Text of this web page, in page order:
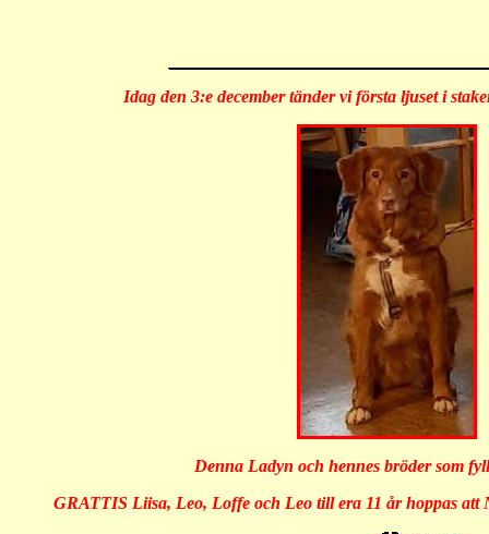
Idag den 3:e december tänder vi första ljuset i
Denna Ladyn och hennes bröder som
GRATTIS Liisa, Leo, Loffe och Leo till era 11 år hoppas